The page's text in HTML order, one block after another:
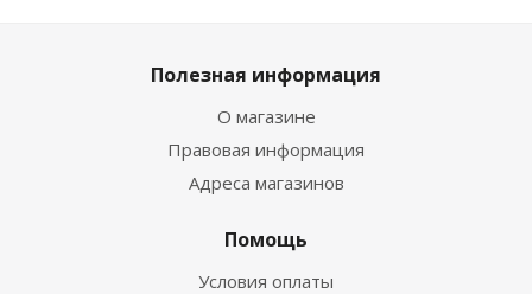
Полезная информация
О магазине
Правовая информация
Адреса магазинов
Помощь
Условия оплаты